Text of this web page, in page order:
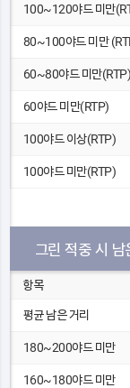
100~120야드 미만
80~100야드 미만
60~80야드 미만(RTP)
60야드 미만(RTP)
100야드 이상(RTP)
100야드 미만(RTP)
그린 적중 시 남
항목
평균 남은 거리
180~200야드 미만
160~180야드 미만